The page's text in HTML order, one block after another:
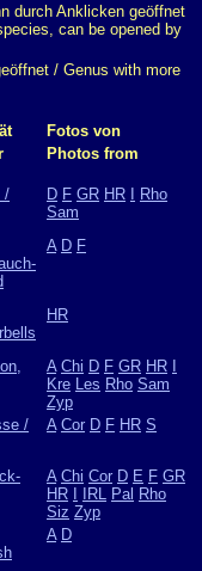
durch Anklicken geöffnet
can be opened by
/ Genus with more
Fotos von
Photos from
/
D F GR HR
Rho
Sam
A D F
HR
A Chi D F GR HR
Kre Les Rho Sam
Zyp
/
A Cor D F HR S
A Chi Cor D E F GR
HR
IRL Pal Rho
Siz Zyp
A D